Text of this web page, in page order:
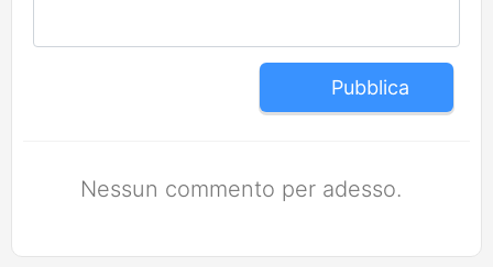
Pubblica
Nessun commento per adesso.